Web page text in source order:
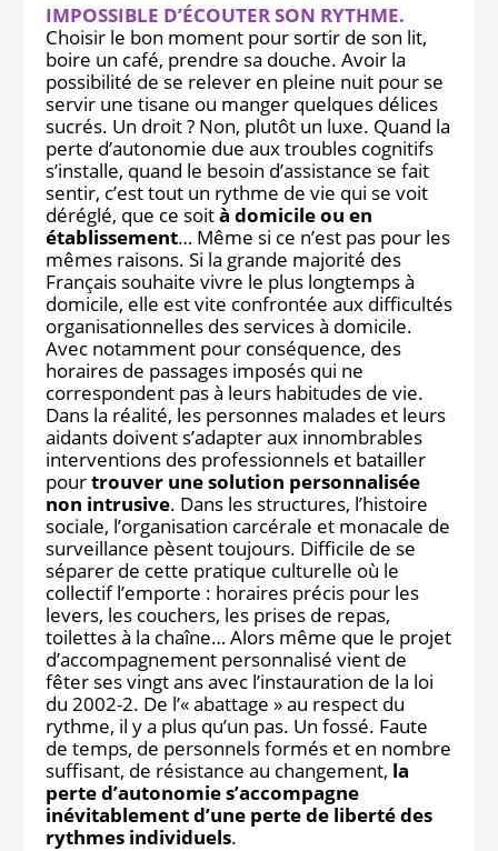
PANIER
Notre site éditorial
JOB ASH
Notre boutique
IMPOSSIBLE D’ÉCOUTER SON RYTHME.
Choisir le bon moment pour sortir de son lit,
boire un café, prendre sa douche. Avoir la
possibilité de se relever en pleine nuit pour se
servir une tisane ou manger quelques délices
sucrés. Un droit ? Non, plutôt un luxe. Quand la
perte d’autonomie due aux troubles cognitifs
s’installe, quand le besoin d’assistance se fait
sentir, c’est tout un rythme de vie qui se voit
déréglé, que ce soità domicile ou en
établissement… Même si ce n’est pas pour les
mêmes raisons. Si la grande majorité des
Français souhaite vivre le plus longtemps à
domicile, elle est vite confrontée aux difficultés
organisationnelles des services à domicile.
Avec notamment pour conséquence, des
horaires de passages imposés qui ne
correspondent pas à leurs habitudes de vie.
Dans la réalité, les personnes malades et leurs
aidants doivent s’adapter aux innombrables
interventions des professionnels et batailler
pourtrouver une solution personnalisée
non intrusive. Dans les structures, l’histoire
sociale, l’organisation carcérale et monacale de
surveillance pèsent toujours. Difficile de se
séparer de cette pratique culturelle où le
collectif l’emporte : horaires précis pour les
levers, les couchers, les prises de repas,
toilettes à la chaîne… Alors même que le projet
d’accompagnement personnalisé vient de
fêter ses vingt ans avec l’instauration de la loi
du 2002-2. De l’« abattage » au respect du
rythme, il y a plus qu’un pas. Un fossé. Faute
de temps, de personnels formés et en nombre
suffisant, de résistance au changement, la
perte d’autonomie s’accompagne
inévitablement d’une perte de liberté des
rythmes individuels.